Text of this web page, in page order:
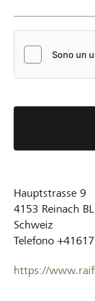
Hauptstrasse 9
4153 Reinach BL
Schweiz
Telefono
https://